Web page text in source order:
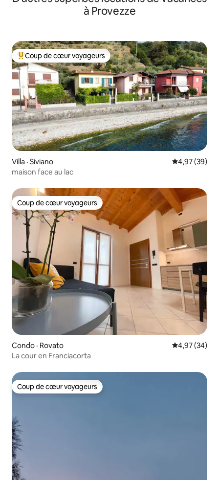
à Provezze
Coup de cœur voyageurs parmi les plus aimés
Coup de cœur voyageurs
Villa · Siviano Note
4,97 (39)
maison face au lac
Coup de cœur voyageurs
Coup de cœur voyageurs
Condo · Rovato Note
4,97 (34)
La cour en Franciacorta
Coup de cœur voyageurs
Coup de cœur voyageurs